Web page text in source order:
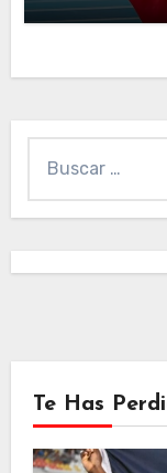
Te Has